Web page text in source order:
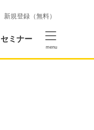
ミナー
新規登録（無料）